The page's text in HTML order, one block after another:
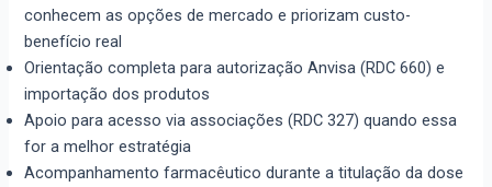
conhecem as opções de mercado e priorizam custo-
benefício real
Orientação completa para autorização Anvisa (RDC 660) e
importação dos produtos
Apoio para acesso via associações (RDC 327) quando essa
for a melhor estratégia
Acompanhamento farmacêutico durante a titulação da dose